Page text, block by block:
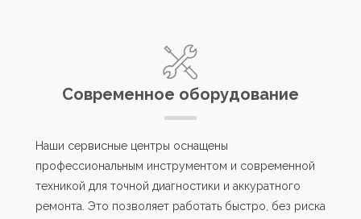
Современное оборудование
Наши сервисные центры оснащены
профессиональным инструментом и современной
техникой для точной диагностики и аккуратного
ремонта. Это позволяет работать быстро, без риска